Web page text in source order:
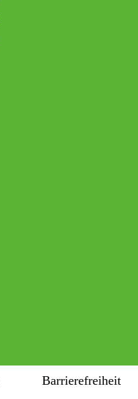
Barrierefreiheit